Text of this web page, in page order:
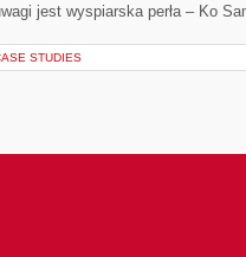
jest wyspiarska perła – Ko
STUDIES